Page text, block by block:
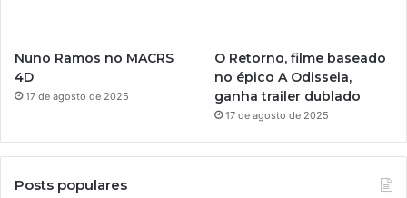
Nuno Ramos no MACRS
4D
17 de agosto de 2025
O Retorno, filme baseado
no épico A Odisseia,
ganha trailer dublado
17 de agosto de 2025
Posts populares